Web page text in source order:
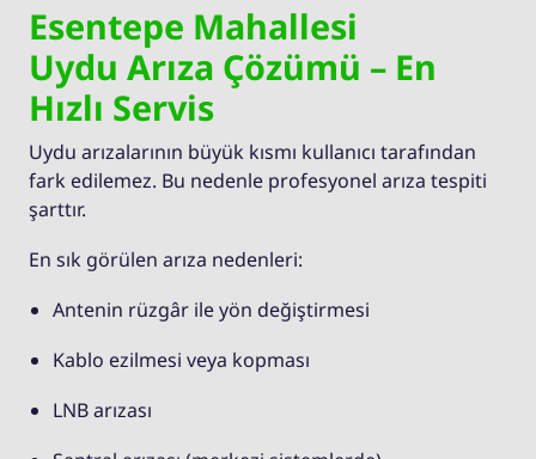
Esentepe Mahallesi
Uydu Arıza Çözümü – En
Hızlı Servis
Uydu arızalarının büyük kısmı kullanıcı tarafından
fark edilemez. Bu nedenle profesyonel arıza tespiti
şarttır.
En sık görülen arıza nedenleri:
Antenin rüzgâr ile yön değiştirmesi
Kablo ezilmesi veya kopması
LNB arızası